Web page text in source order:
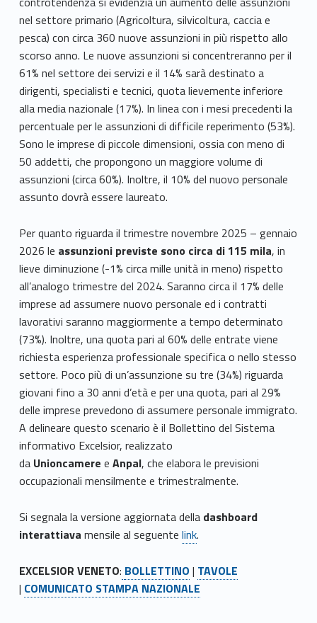
nel settore primario (Agricoltura, silvicoltura, caccia e
pesca) con circa 360 nuove assunzioni in più rispetto allo
scorso anno. Le nuove assunzioni si concentreranno per il
61% nel settore dei servizi e il 14% sarà destinato a
dirigenti, specialisti e tecnici, quota lievemente inferiore
alla media nazionale (17%). In linea con i mesi precedenti la
percentuale per le assunzioni di difficile reperimento (53%).
Sono le imprese di piccole dimensioni, ossia con meno di
50 addetti, che propongono un maggiore volume di
assunzioni (circa 60%). Inoltre, il 10% del nuovo personale
assunto dovrà essere laureato.
Per quanto riguarda il trimestre novembre 2025 – gennaio
2026 le assunzioni previste sono circa di 115 mila, in
lieve diminuzione (-1% circa mille unità in meno) rispetto
all’analogo trimestre del 2024. Saranno circa il 17% delle
imprese ad assumere nuovo personale ed i contratti
lavorativi saranno maggiormente a tempo determinato
(73%). Inoltre, una quota pari al 60% delle entrate viene
richiesta esperienza professionale specifica o nello stesso
settore. Poco più di un’assunzione su tre (34%) riguarda
giovani fino a 30 anni d’età e per una quota, pari al 29%
delle imprese prevedono di assumere personale immigrato.
A delineare questo scenario è il Bollettino del Sistema
informativo Excelsior, realizzato
da Unioncamere e Anpal, che elabora le previsioni
occupazionali mensilmente e trimestralmente.
Si segnala la versione aggiornata della dashboard
interattiava mensile al seguente link.
EXCELSIOR VENETO: BOLLETTINO | TAVOLE
| COMUNICATO STAMPA NAZIONALE